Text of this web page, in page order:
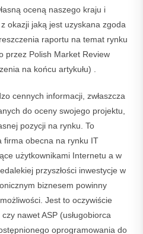
oceną naszego kraju i
okazji jaką jest uzyskana zgoda
raportu na temat rynku
przez Polish Market Review
na końcu artykułu) .
cennych informacji, zwłaszcza
do oceny swojego projektu,
pozycji na rynku. To
firma obecna na rynku IT
użytkownikami Internetu a w
przyszłości inwestycje w
biznesem powinny
Jest to oczywiście
nawet ASP (usługobiorca
oprogramowania do